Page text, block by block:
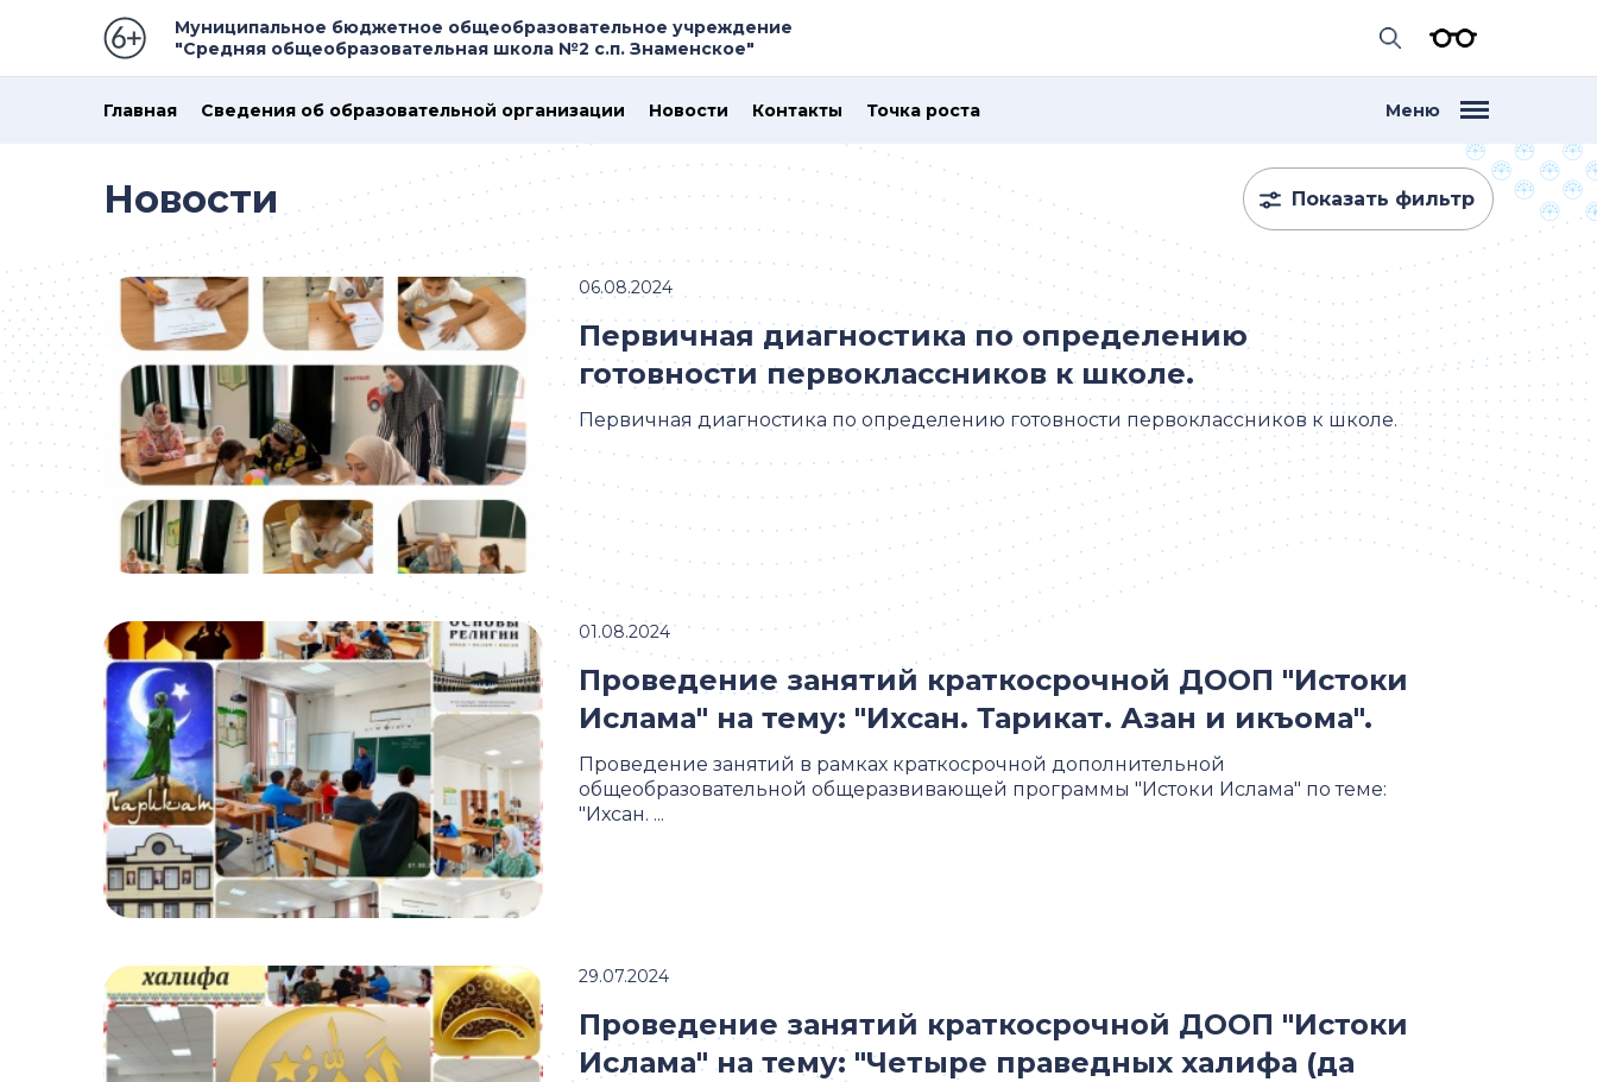
Муниципальное бюджетное общеобразовательное учреждение
"Средняя общеобразовательная школа №2 с.п. Знаменское"
Главная Сведения об образовательной организации Новости Контакты Точка роста Меню
Новости Показать фильтр
Первичная диагностика по определению готовности первоклассников к школе.
Первичная диагностика по определению
готовности первоклассников к школе.
06.08.2024
Проведение занятий в рамках краткосрочной дополнительной
общеобразовательной общеразвивающей программы "Истоки Ислама" по теме:
"Ихсан. ...
Проведение занятий краткосрочной ДООП "Истоки
Ислама" на тему: "Ихсан. Тарикат. Азан и икъома".
01.08.2024
Проведение занятий краткосрочной ДООП "Истоки
Ислама" на тему: "Четыре праведных халифа (да
29.07.2024